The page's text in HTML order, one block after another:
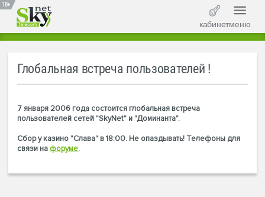
18+
кабинетменю
Глобальная встреча пользователей !
7 января 2006 года состоится глобальная встреча
пользователей сетей "SkyNet" и "Доминанта".
Сбор у казино "Слава" в 18:00. Не опаздывать! Телефоны для
связи на форуме.